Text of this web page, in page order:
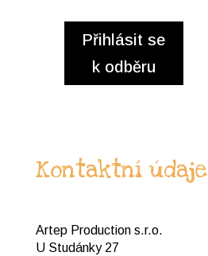
Přihlásit se
k odběru
Kontaktní údaje
Artep Production s.r.o.
U Studánky 27